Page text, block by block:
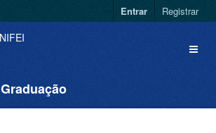
Entrar Registrar
Graduação